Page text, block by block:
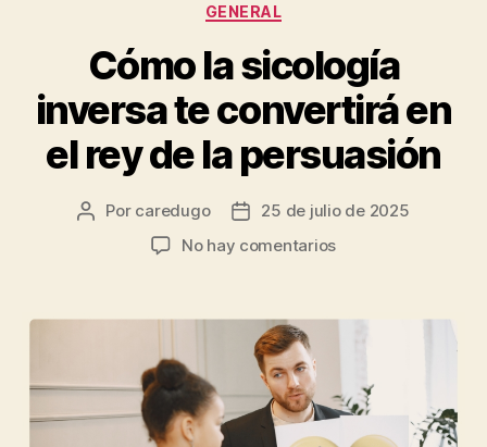
GENERAL
Cómo la sicología
inversa te convertirá en
el rey de la persuasión
Por caredugo
25 de julio de 2025
No hay comentarios